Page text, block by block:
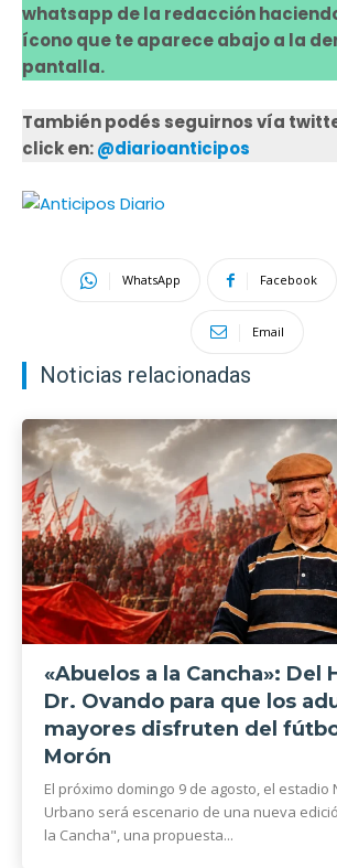
whatsapp de la redacción
ícono que te aparece abajo a la
pantalla.
También podés seguirnos vía
click en:@diarioanticipos
WhatsApp Facebook
Email
Noticias relacionadas
«Abuelos a la Cancha»: Del
Dr. Ovando para que los
mayores disfruten del
Morón
El próximo domingo 9 de agosto, el estadio
Urbano será escenario de una nueva
la Cancha", una propuesta...